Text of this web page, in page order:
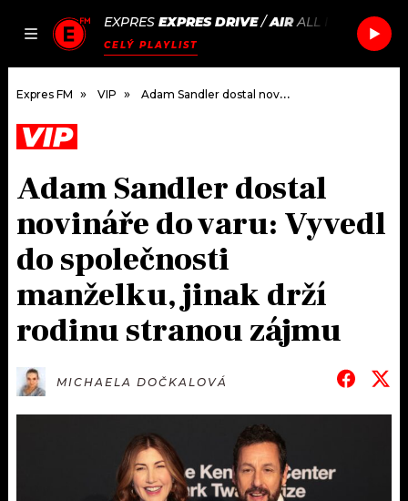
JAK
SEZNAM.CZ
EXPRES EXPRES DRIVE/AIR ALL I NEED
CELÝ PLAYLIST
DOMŮ
ČLÁNKY
HUDBA
ROZHOVORY
#NEBUDUDOMA
KALENDÁŘ
PODCASTY
JAK NALADIT
RÁDIO
APLIKACE
SOUTĚŽE
Expres FM VIP Adam Sandler dostal novináře do varu: Vyvedl do společnosti manželku, jinak drží rodinu stranou zájmu
VIP
Adam Sandler dostal
novináře do varu: Vyvedl
do společnosti
manželku, jinak drží
rodinu stranou zájmu
MICHAELA DOČKALOVÁ